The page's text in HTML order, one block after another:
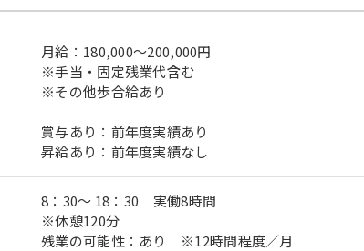
月給：180,000～200,000円
※手当・固定残業代含む
※その他歩合給あり
賞与あり：前年度実績あり
昇給あり：前年度実績なし
8：30～ 18：30 実働8時間
※休憩120分
残業の可能性：あり ※12時間程度／月